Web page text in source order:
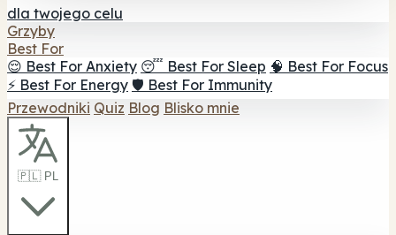
dla twojego celu
Grzyby
Best For
😌 Best For Anxiety 😴 Best For Sleep 🧠 Best For Focus
⚡ Best For Energy 🛡️ Best For Immunity
Przewodniki Quiz Blog Blisko mnie
🇵🇱 PL